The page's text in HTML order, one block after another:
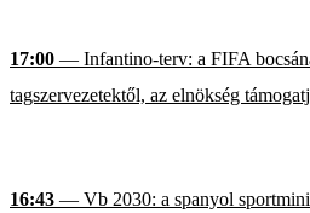
17:00 — Infantino-terv: a FIFA
tagszervezetektől, az elnökség
16:43 — Vb 2030: a spanyol